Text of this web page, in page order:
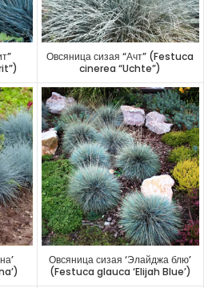
Овсяница сизая “Ачт” (Festuca
cinerea “Uchte”)
Овсяница сизая ‘Элайджа блю’
(Festuca glauca ‘Elijah Blue’)